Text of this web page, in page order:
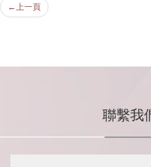
←上一頁
聯繫我